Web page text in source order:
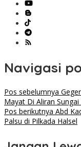
Navigasi
Pos sebelumnya
Mayat Di Aliran
Pos berikutnya Abd
Palsu di Pilkada Halsel